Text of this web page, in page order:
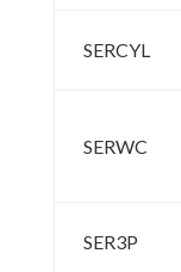
SERCYL
SERWC
SER3P